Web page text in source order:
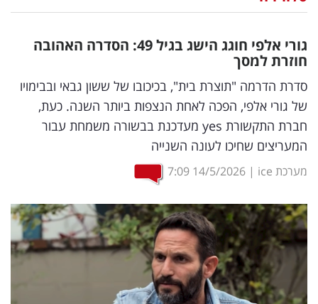
דיגיטל
וטק
שיווק
ופרסום
משפט
מדדים
ומחקרים
דעות
רכילות
גורי אלפי חוגג הישג בגיל 49: הסדרה האהובה
חוזרת למסך
סדרת הדרמה "תוצרת בית", בכיכובו של ששון גבאי ובבימויו
של גורי אלפי, הפכה לאחת הנצפות ביותר השנה. כעת,
חברת התקשורת yes מעדכנת בבשורה משמחת עבור
המעריצים שחיכו לעונה השנייה
מערכת ice |
14/5/2026
7:09